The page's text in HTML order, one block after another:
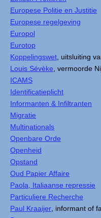
Europese Politie en Justitie
Europese regelgeving
Europol
Eurotop
Koppelingswet , uitsluiting
Louis Sévèke , vermoorde
ICAMS
Identificatieplicht
Informanten & Infiltranten
Migratie
Multinationals
Openbare Orde
Openheid
Opstand
Oud Papier Affaire
Paola, Italiaanse repressie
Particuliere Recherche
Paul Kraaijer , informant of